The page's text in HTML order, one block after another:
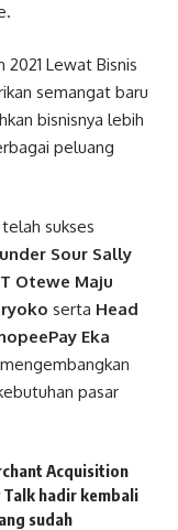
Lewat Bisnis
semangat baru
bisnisnya lebih
peluang
sukses
Sour Sally
Otewe Maju
serta Head
Eka
pasar
Acquisition
Talk hadir kembali
sudah